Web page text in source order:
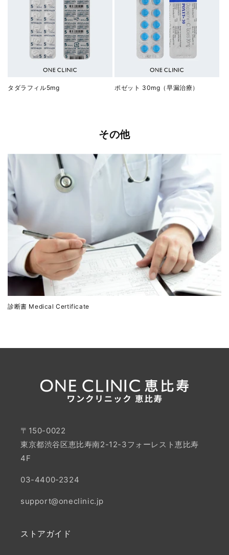
タダラフィル5mg ポゼット 30mg（早漏治療）
その他
診断書 Medical Certificate
〒150-0022
東京都渋谷区恵比寿南2-12-3フォーレスト恵比寿
4F
03-4400-2324
support@oneclinic.jp
ストアガイド